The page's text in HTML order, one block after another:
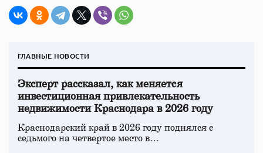
ГЛАВНЫЕ НОВОСТИ
Эксперт рассказал, как меняется
инвестиционная привлекательность
недвижимости Краснодара в 2026 году
Краснодарский край в 2026 году поднялся с
седьмого на четвертое место в…